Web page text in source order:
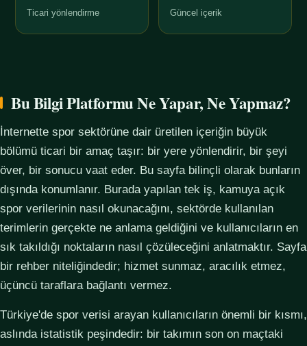
Ticari yönlendirme Güncel içerik
Bu Bilgi Platformu Ne Yapar, Ne Yapmaz?
İnternette spor sektörüne dair üretilen içeriğin büyük
bölümü ticari bir amaç taşır: bir yere yönlendirir, bir şeyi
över, bir sonucu vaat eder. Bu sayfa bilinçli olarak bunların
dışında konumlanır. Burada yapılan tek iş, kamuya açık
spor verilerinin nasıl okunacağını, sektörde kullanılan
terimlerin gerçekte ne anlama geldiğini ve kullanıcıların en
sık takıldığı noktaların nasıl çözüleceğini anlatmaktır. Sayfa
bir rehber niteliğindedir; hizmet sunmaz, aracılık etmez,
üçüncü taraflara bağlantı vermez.
Türkiye'de spor verisi arayan kullanıcıların önemli bir kısmı,
aslında istatistik peşindedir: bir takımın son on maçtaki